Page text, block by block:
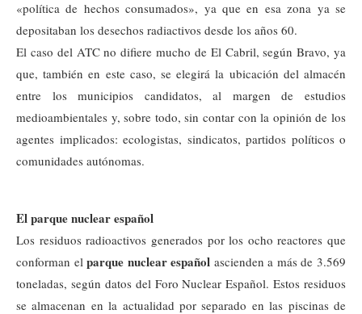
«política de hechos consumados», ya que en esa zona ya se
depositaban los desechos radiactivos desde los años 60.
El caso del ATC no difiere mucho de El Cabril, según Bravo, ya
que, también en este caso, se elegirá la ubicación del almacén
entre los municipios candidatos, al margen de estudios
medioambientales y, sobre todo, sin contar con la opinión de los
agentes implicados: ecologistas, sindicatos, partidos políticos o
comunidades autónomas.
El parque nuclear español
Los residuos radioactivos generados por los ocho reactores que
conforman elparque nuclear español ascienden a más de 3.569
toneladas, según datos del Foro Nuclear Español. Estos residuos
se almacenan en la actualidad por separado en las piscinas de